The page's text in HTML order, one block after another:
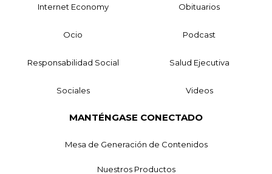
Internet Economy Obituarios
Ocio Podcast
Responsabilidad Social Salud Ejecutiva
Sociales Videos
MANTÉNGASE CONECTADO
Mesa de Generación de Contenidos
Nuestros Productos